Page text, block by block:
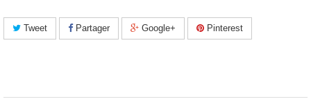
Tweet Partager Google+ Pinterest